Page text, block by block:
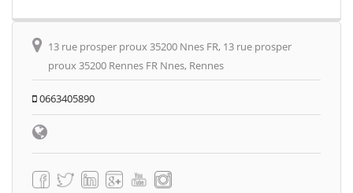
13 rue prosper proux 35200 Nnes FR, 13 rue prosper
proux 35200 Rennes FR Nnes, Rennes
0663405890